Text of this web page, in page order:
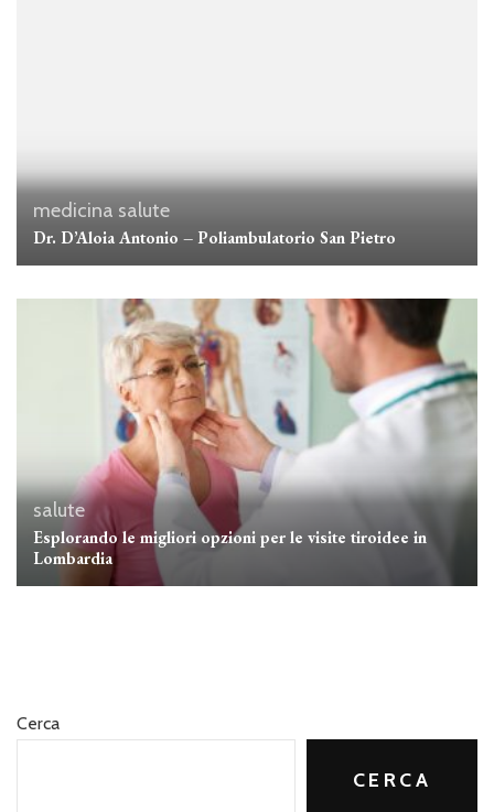
medicina salute
Dr. D’Aloia Antonio – Poliambulatorio San Pietro
salute
Esplorando le migliori opzioni per le visite tiroidee in
Lombardia
Cerca
CERCA